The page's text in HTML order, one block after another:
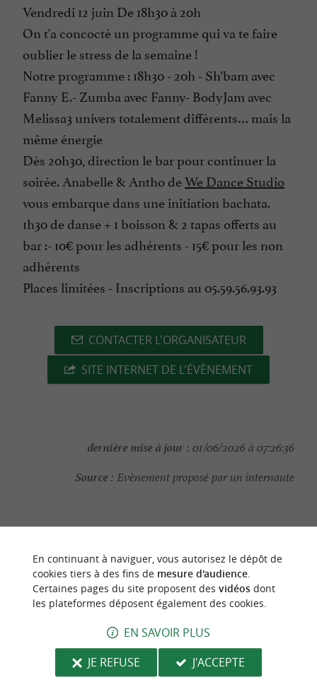
Vendredi 12 juin De 18h30 à 20h
On t'a concocté un programme qui va te faire
oublier le stress de la semaine !
Notre programme : 18h30 - 20h - Sh’bam avec
Fanny E.- Zumba avec Fanny- BodyJam avec
Melissa3 univers totalement différents… mais la
même énergie
Dès 20h30, direction le bar pour continuer la
soirée. Anabelle & Antho deWe Dance Studio
vous embarque dans une initiation bachata.
1h30 de danse + 1 boisson & 2 tapas offerts au
bar :- 10€ pour les adhérents - 15€ pour les non
adhérents
Places limitées - Inscriptions au 05.59.56.93.93
CONTACTER L'ORGANISATEUR
SITE INTERNET DE L'ÉVÈNEMENT
dernière mise à jour : 01/06/2026 à 07:26:36
Source : Evènement proposé par un internaute
NOUS AVONS TESTÉPOUR VOUS
En continuant à naviguer, vous autorisez le dépôt de
cookies tiers à des fins de mesure d'audience.
Certaines pages du site proposent des vidéosdont
les plateformes déposent également des cookies.
EN SAVOIR PLUS
JE REFUSE
J'ACCEPTE